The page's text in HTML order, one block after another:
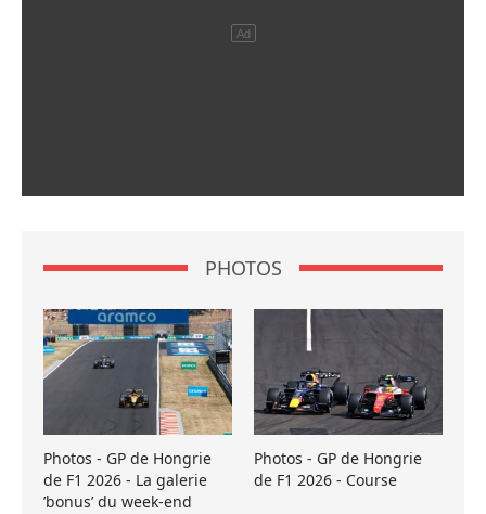
PHOTOS
Photos - GP de Hongrie
de F1 2026 - La galerie
’bonus’ du week-end
Photos - GP de Hongrie
de F1 2026 - Course